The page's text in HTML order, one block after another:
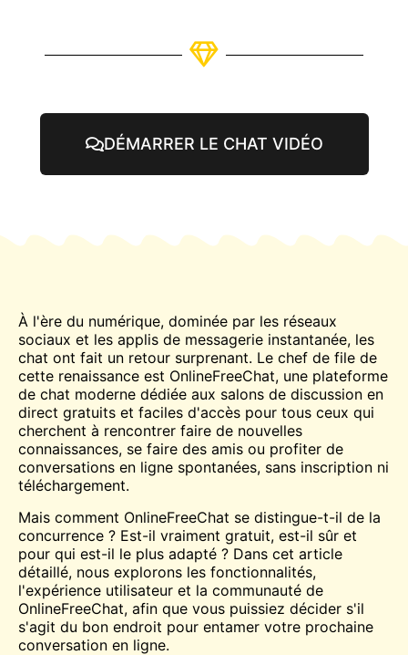
DÉMARRER LE CHAT VIDÉO
À l'ère du numérique, dominée par les réseaux
sociaux et les applis de messagerie instantanée, les
chat ont fait un retour surprenant. Le chef de file de
cette renaissance est OnlineFreeChat, une plateforme
de chat moderne dédiée aux salons de discussion en
direct gratuits et faciles d'accès pour tous ceux qui
cherchent à rencontrer faire de nouvelles
connaissances, se faire des amis ou profiter de
conversations en ligne spontanées, sans inscription ni
téléchargement.
Mais comment OnlineFreeChat se distingue-t-il de la
concurrence ? Est-il vraiment gratuit, est-il sûr et
pour qui est-il le plus adapté ? Dans cet article
détaillé, nous explorons les fonctionnalités,
l'expérience utilisateur et la communauté de
OnlineFreeChat, afin que vous puissiez décider s'il
s'agit du bon endroit pour entamer votre prochaine
conversation en ligne.